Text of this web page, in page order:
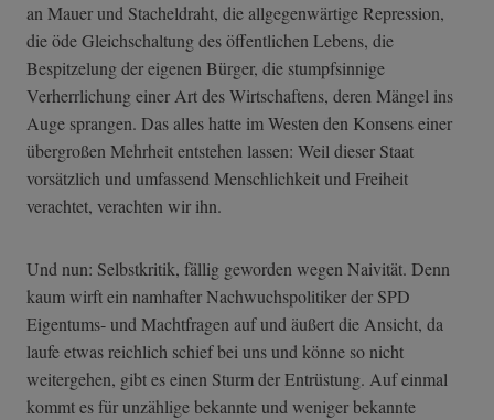
an Mauer und Stacheldraht, die allgegenwärtige Repression,
die öde Gleichschaltung des öffentlichen Lebens, die
Bespitzelung der eigenen Bürger, die stumpfsinnige
Verherrlichung einer Art des Wirtschaftens, deren Mängel ins
Auge sprangen. Das alles hatte im Westen den Konsens einer
übergroßen Mehrheit entstehen lassen: Weil dieser Staat
vorsätzlich und umfassend Menschlichkeit und Freiheit
verachtet, verachten wir ihn.
Und nun: Selbstkritik, fällig geworden wegen Naivität. Denn
kaum wirft ein namhafter Nachwuchspolitiker der SPD
Eigentums- und Machtfragen auf und äußert die Ansicht, da
laufe etwas reichlich schief bei uns und könne so nicht
weitergehen, gibt es einen Sturm der Entrüstung. Auf einmal
kommt es für unzählige bekannte und weniger bekannte